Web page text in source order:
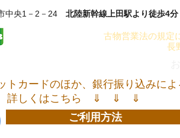
中央1－2－24 北陸新幹線上田駅より徒歩4分
古物営業法の規定
長
トカードのほか、銀行振り込みによ
詳しくはこちら ⇓ ⇓ ⇓
ご利用方法